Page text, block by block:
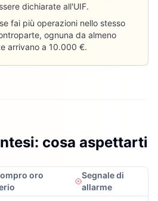
dichiarate all'UIF.
fai più operazioni nello stesso
ognuna da almeno
arrivano a 10.000 €.
cosa aspettarti
oro
Segnale di
allarme